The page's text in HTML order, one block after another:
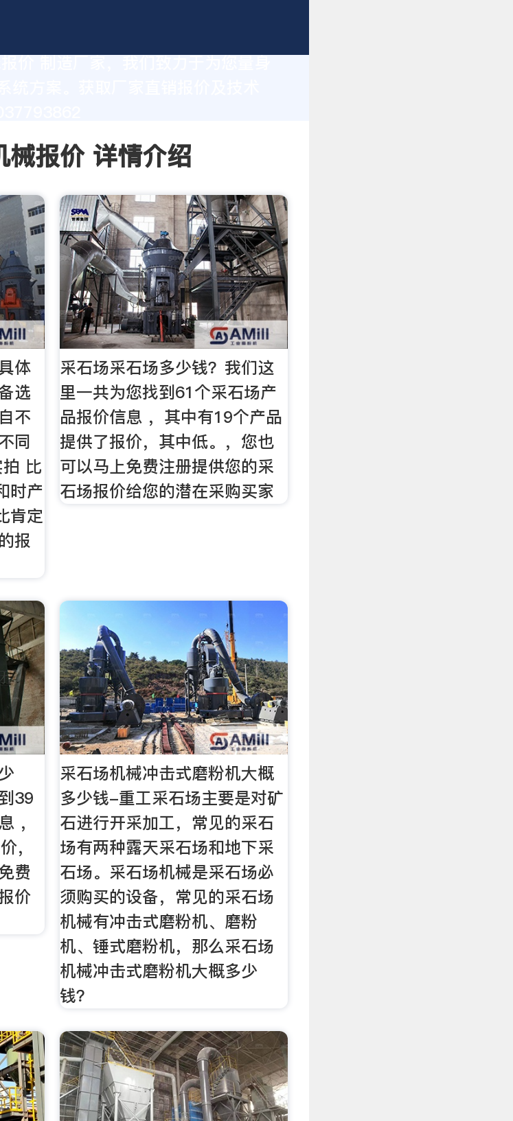
方案。获取厂家直销报价及技术
械报价 详情介绍
体
选
不
同
比
时产
肯定
报
采石场采石场多少钱？我们这
里一共为您找到61个采石场产
品报价信息 ，其中有19个产品
提供了报价，其中低。，您也
可以马上免费注册提供您的采
石场报价给您的潜在采购买家
39
，
，
费
价
采石场机械冲击式磨粉机大概
多少钱-重工采石场主要是对矿
石进行开采加工，常见的采石
场有两种露天采石场和地下采
石场。采石场机械是采石场必
须购买的设备，常见的采石场
机械有冲击式磨粉机、磨粉
机、锤式磨粉机，那么采石场
机械冲击式磨粉机大概多少
钱？